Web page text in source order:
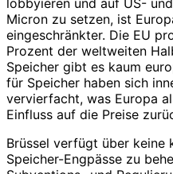
Micron zu setzen, ist
eingeschränkter. Die EU
Prozent der weltweiten
Speicher gibt es kaum
für Speicher haben sich
vervierfacht, was Europa
Einfluss auf die Preise
Brüssel verfügt über
Speicher-Engpässe zu